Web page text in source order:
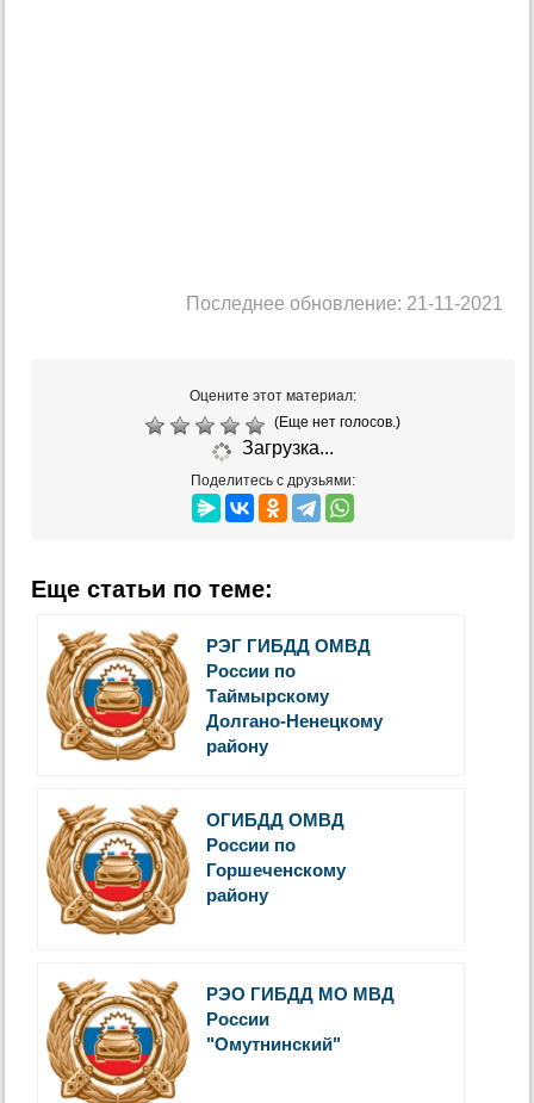
Последнее обновление: 21-11-2021
Оцените этот материал:
(Еще нет голосов.)
Загрузка...
Поделитесь с друзьями:
Еще статьи по теме:
РЭГ ГИБДД ОМВД
России по
Таймырскому
Долгано-Ненецкому
району
ОГИБДД ОМВД
России по
Горшеченскому
району
РЭО ГИБДД МО МВД
России
"Омутнинский"